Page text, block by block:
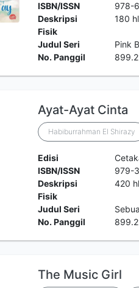
ISBN/ISSN
978-
Deskripsi
Fisik
180
Judul Seri
Pink
No. Panggil
Ayat-Ayat Cinta
Habiburrahman El Shirazy
Edisi
ISBN/ISSN
979-
Deskripsi
Fisik
420
Judul Seri
No. Panggil
The Music Girl